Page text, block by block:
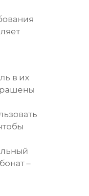
в их
–